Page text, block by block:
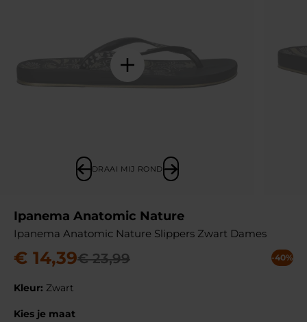
DRAAI MIJ ROND
Ipanema Anatomic Nature
Ipanema Anatomic Nature Slippers Zwart Dames
€ 14,39€ 23,99 -40%
Kleur: Zwart
Kies je maat